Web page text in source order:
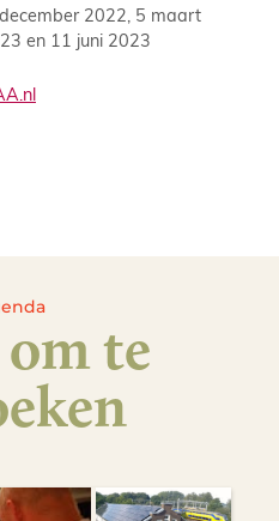
2022, 5 maart
en 11 juni 2023
te